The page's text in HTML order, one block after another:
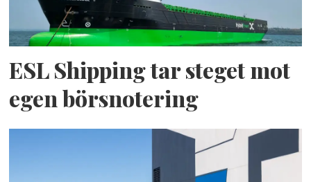
ESL Shipping tar steget mot
egen börsnotering